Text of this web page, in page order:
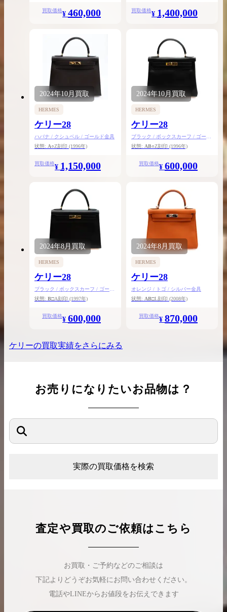
買取価格¥ 460,000 買取価格¥ 1,400,000
2024年10月買取
HERMES
ケリー28
ハバナ / クシュベル / ゴールド金具
状態: A○Z刻印 (1996年)
買取価格¥ 1,150,000
2024年10月買取
HERMES
ケリー28
ブラック / ボックスカーフ / ゴール
ド金具
状態: AB○Z刻印 (1996年)
買取価格¥ 600,000
2024年8月買取
HERMES
ケリー28
ブラック / ボックスカーフ / ゴール
ド金具
状態: B□A刻印 (1997年)
買取価格¥ 600,000
2024年8月買取
HERMES
ケリー28
オレンジ / トゴ / シルバー金具
状態: AB□L刻印 (2008年)
買取価格¥ 870,000
ケリーの買取実績をさらにみる
お売りになりたいお品物は？
実際の買取価格を検索
査定や買取のご依頼はこちら
お買取・ご予約などのご相談は
下記よりどうぞお気軽にお問い合わせください。
電話やLINEからお値段をお伝えできます